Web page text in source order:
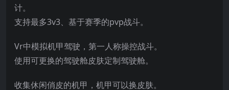
计。
支持最多3v3、基于赛季的pvp战斗。
Vr中模拟机甲驾驶，第一人称操控战斗。
使用可更换的驾驶舱皮肤定制驾驶舱。
收集休闲俏皮的机甲，机甲可以换皮肤。